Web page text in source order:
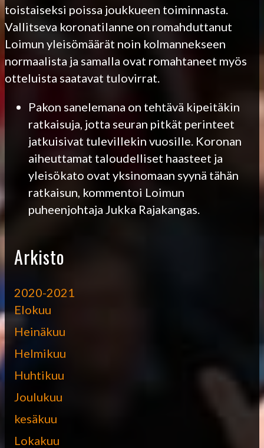
toistaiseksi poissa joukkueen toiminnasta.
Vallitseva koronatilanne on romahduttanut
Loimun yleisömäärät noin kolmannekseen
normaalista ja samalla ovat romahtaneet myös
otteluista saatavat tulovirrat.
Pakon sanelemana on tehtävä kipeitäkin
ratkaisuja, jotta seuran pitkät perinteet
jatkuisivat tulevillekin vuosille. Koronan
aiheuttamat taloudelliset haasteet ja
yleisökato ovat yksinomaan syynä tähän
ratkaisun, kommentoi Loimun
puheenjohtaja Jukka Rajakangas.
Arkisto
2020-2021
Elokuu
Heinäkuu
Helmikuu
Huhtikuu
Joulukuu
kesäkuu
Lokakuu